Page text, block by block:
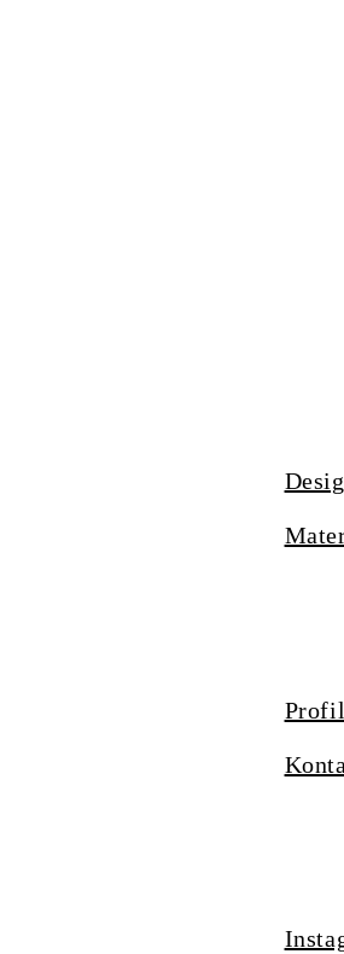
Profil